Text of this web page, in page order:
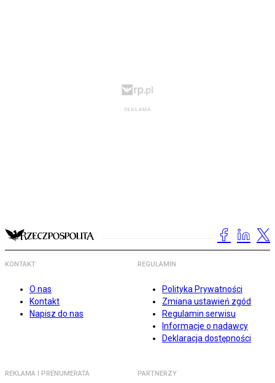
KONTAKT
O nas
Kontakt
Napisz do nas
REGULAMIN
Polityka Prywatności
Zmiana ustawień zgód
Regulamin serwisu
Informacje o nadawcy
Deklaracja dostępności
REKLAMA I PRENUMERATA PARTNERZY